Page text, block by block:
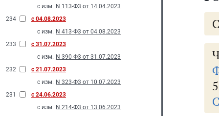
с изм. N 113-Ф3 от 14.04.2023
234
с 04.08.2023
с изм. N 413-Ф3 от 04.08.2023
233
с 31.07.2023
с изм. N 390-Ф3 от 31.07.2023
232
с 21.07.2023
с изм. N 323-Ф3 от 10.07.2023
231
с 24.06.2023
с изм. N 214-Ф3 от 13.06.2023